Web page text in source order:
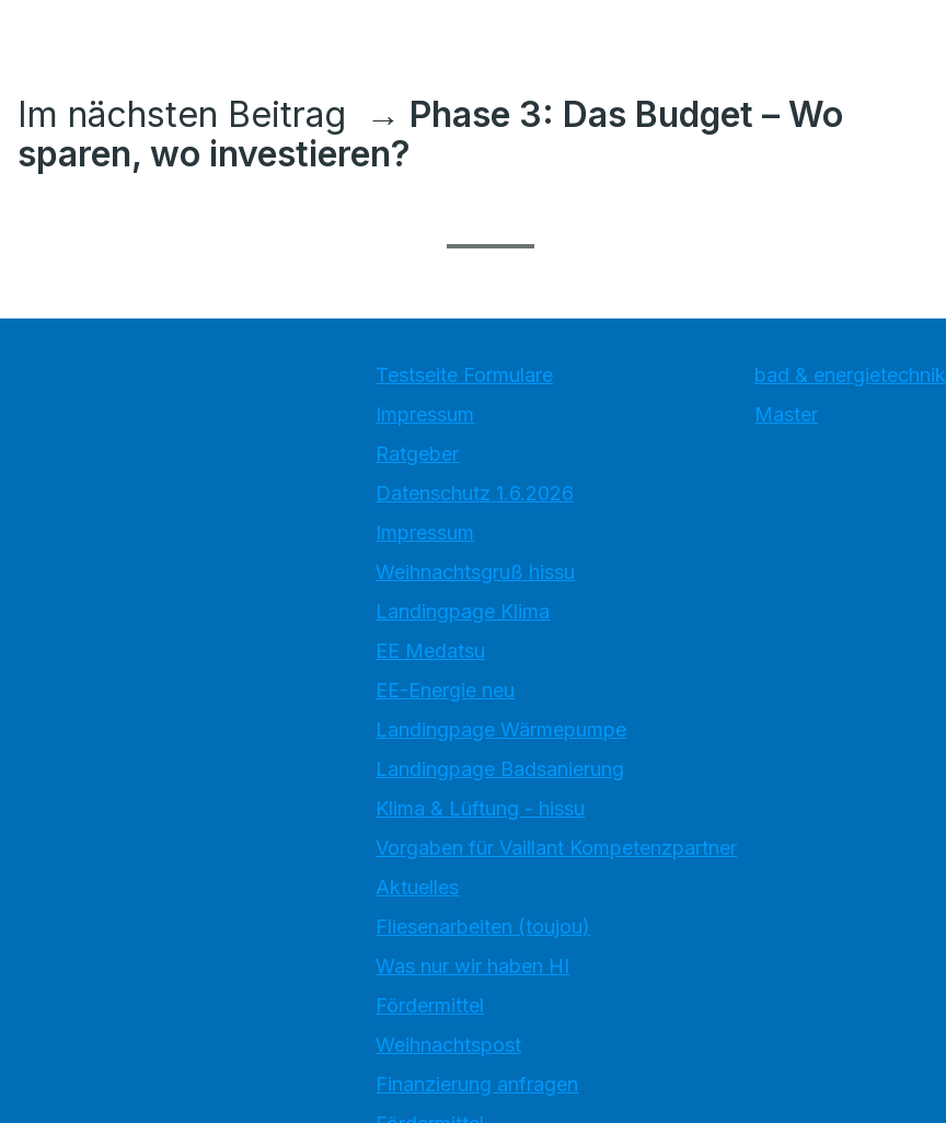
Im nächsten Beitrag
→ Phase 3: Das Budget – Wo
sparen, wo investieren?
Testseite Formulare
Impressum
Ratgeber
Datenschutz 1.6.2026
Impressum
Weihnachtsgruß hissu
Landingpage Klima
EE Medatsu
EE-Energie neu
Landingpage Wärmepumpe
Landingpage Badsanierung
Klima & Lüftung - hissu
Vorgaben für Vaillant Kompetenzpartner
Aktuelles
Fliesenarbeiten (toujou)
Was nur wir haben HI
Fördermittel
Weihnachtspost
Finanzierung anfragen
bad & energietechnik
Master